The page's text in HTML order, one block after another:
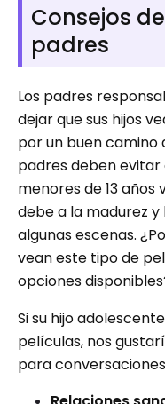
Consejos
padres
Los padres
dejar que sus hijos
por un buen camino
padres deben evitar
menores de 13 años
debe a la madurez
algunas escenas.
vean este tipo de
opciones
Si su hijo
películas, nos
para